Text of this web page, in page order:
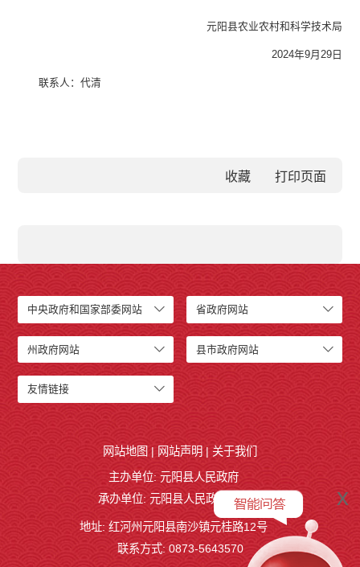
元阳县农业农村和科学技术局
2024年9月29日
联系人：代清
收藏
中央政府和国家部委网站 省政府网站
州政府网站 县市政府网站
友情链接
x
网站地图 | 网站声明 | 关于我们
主办单位: 元阳县人民政府
承办单位: 元阳县人民政府办公室
地址: 红河州元阳县南沙镇元桂路12号
联系方式: 0873-5643570